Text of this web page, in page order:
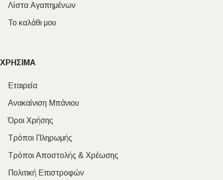
Λίστα Αγαπημένων
Το καλάθι μου
ΧΡΗΣΙΜΑ
Εταιρεία
Ανακαίνιση Μπάνιου
Όροι Χρήσης
Τρόποι Πληρωμής
Τρόποι Αποστολής & Χρέωσης
Πολιτική Επιστροφών